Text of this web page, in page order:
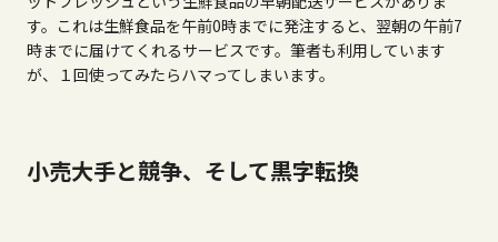
す。これは生鮮食品を午前0時までに発注すると、翌朝の午前7
時までに届けてくれるサービスです。筆者も利用しています
が、１回使ってみたらハマってしまいます。
小売大手と競争、そして黒字転換